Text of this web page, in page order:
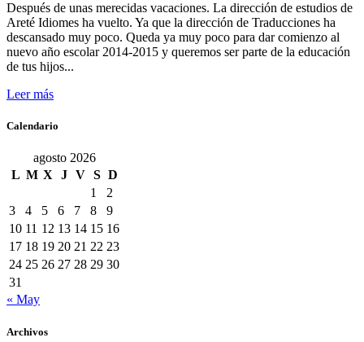
Después de unas merecidas vacaciones. La dirección de estudios de
Areté Idiomes ha vuelto. Ya que la dirección de Traducciones ha
descansado muy poco. Queda ya muy poco para dar comienzo al
nuevo año escolar 2014-2015 y queremos ser parte de la educación
de tus hijos...
Leer más
Calendario
agosto 2026
L M X J V S D
1
2
3
4 5 6 7 8
9
10 11 12 13 14 15 16
17 18 19 20 21 22 23
24 25 26 27 28 29 30
31
« May
Archivos